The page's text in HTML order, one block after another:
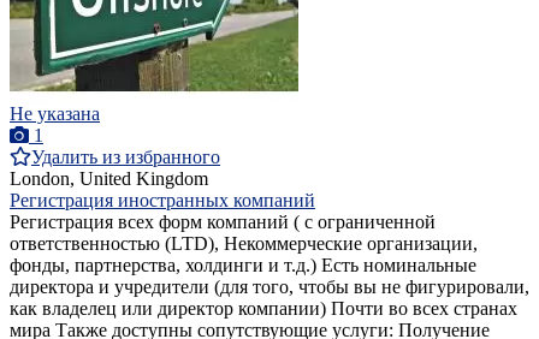
Не указана
1
Удалить из избранного
London, United Kingdom
Регистрация иностранных компаний
Регистрация всех форм компаний ( с ограниченной
ответственностью (LTD), Некоммерческие организации,
фонды, партнерства, холдинги и т.д.) Есть номинальные
директора и учредители (для того, чтобы вы не фигурировали,
как владелец или директор компании) Почти во всех странах
мира Также доступны сопутствующие услуги: Получение